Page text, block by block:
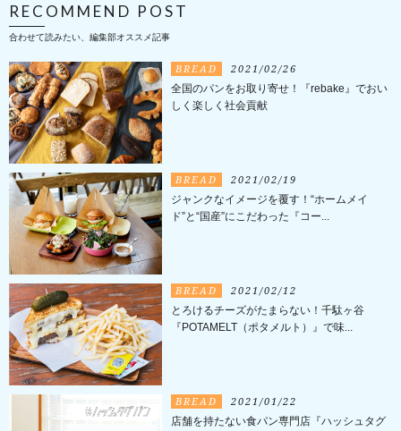
RECOMMEND POST
合わせて読みたい、編集部オススメ記事
BREAD 2021/02/26
全国のパンをお取り寄せ！『rebake』でおい
しく楽しく社会貢献
BREAD 2021/02/19
ジャンクなイメージを覆す！“ホームメイ
ド”と“国産”にこだわった『コー...
BREAD 2021/02/12
とろけるチーズがたまらない！千駄ヶ谷
『POTAMELT（ポタメルト）』で味...
BREAD 2021/01/22
店舗を持たない食パン専門店『ハッシュタグ